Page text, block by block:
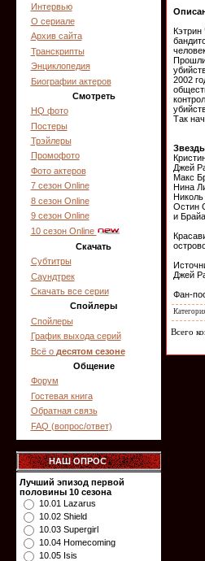
Интервью
О сериале
Архив сайта
Транскрипты
Энциклопедия
Биографии актеров
Смотреть
HQ фото
Постеры
Трэйлеры
Промофото
Фото актеров
7 сезон Online
8 сезон Online
9 сезон Online
10 сезон Online
Скачать
Субтитры
Саундтрек
Скачать все серии
Спойлеры
Спойлеры
График выхода серий
Всё о десятом сезоне
Общение
Форум
Гостевая книга
Обратная связь
FAQ (вопрос/ответ)
НАШ ОПРОС
Лучший эпизод первой
половины 10 сезона
10.01 Lazarus
10.02 Shield
10.03 Supergirl
10.04 Homecoming
10.05 Isis
Кэтрин
2002
Так
Джей
Макс
Нина
Николь
Остин
и
Джей
Фан-
Всего